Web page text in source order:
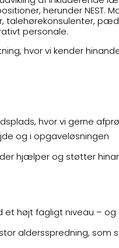
herunder NEST.
talehørekonsulenter,
personale.
hvor vi kender
hvor vi gerne
og i opgaveløsningen
hjælper og støtter
højt fagligt niveau – og
aldersspredning,